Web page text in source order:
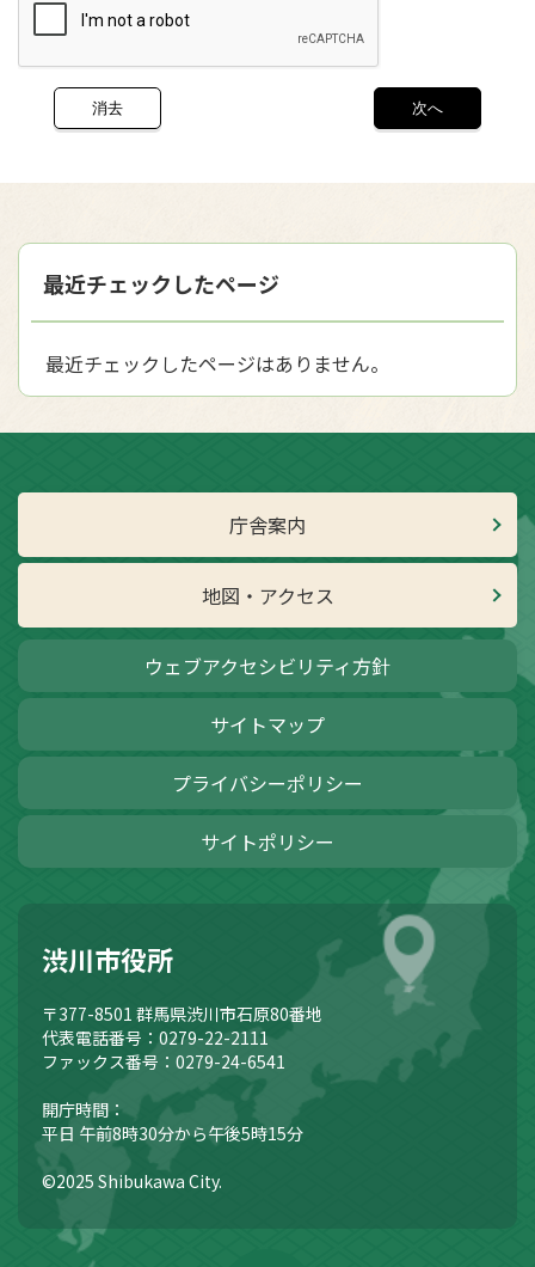
最近チェックしたページ
最近チェックしたページはありません。
庁舎案内
地図・アクセス
ウェブアクセシビリティ方針
サイトマップ
プライバシーポリシー
サイトポリシー
渋川市役所
〒377-8501 群馬県渋川市石原80番地
代表電話番号：0279-22-2111
ファックス番号：0279-24-6541
開庁時間：
平日 午前8時30分から午後5時15分
©2025 Shibukawa City.